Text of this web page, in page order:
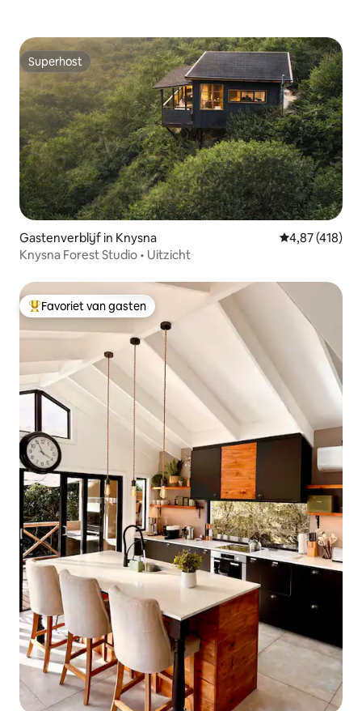
Superhost
Superhost
Gastenverblijf in Knysna Gemiddelde
4,87 (418)
Knysna Forest Studio • Uitzicht
Topfavoriet van gasten
Favoriet van gasten